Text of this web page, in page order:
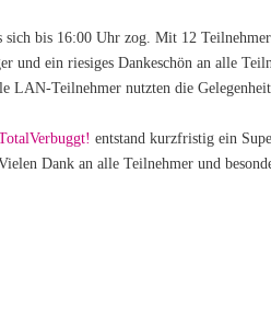
bis 16:00 Uhr zog. Mit 12
und ein riesiges Dankeschön an alle
LAN-Teilnehmer nutzten die
entstand kurzfristig ein
Dank an alle Teilnehmer und